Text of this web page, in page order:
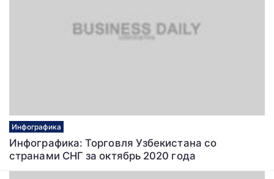
Инфографика
Инфографика: Торговля Узбекистана со
странами СНГ за октябрь 2020 года